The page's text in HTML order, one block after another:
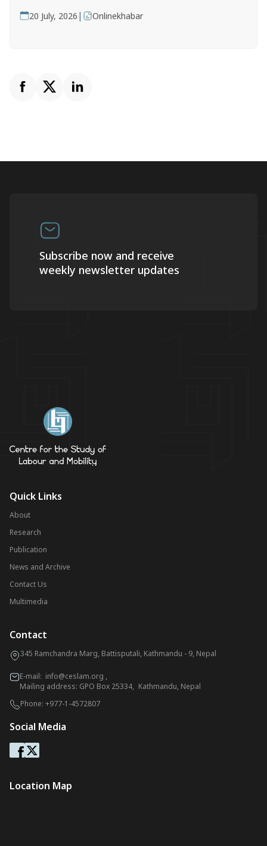
20 July, 2026 | Onlinekhabar
Subscribe now and receive
weekly newsletter updates
Quick Links
About
Research
Publication
News and Archive
Contact Us
Multimedia
Contact
345 Ramchandra Marg, Battisputali, Kathmandu - 9, Nepal
E-mail: info@ceslam.org ,
Mailing address: GPO Box 25334, Kathmandu, Nepal
Phone: +977-1-4572807
Social Media
Location Map